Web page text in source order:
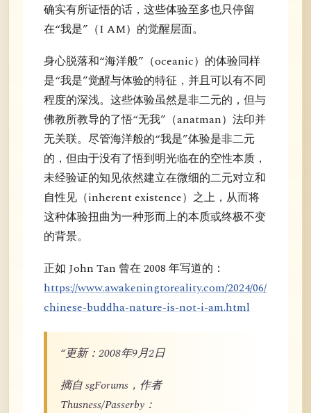
确实有所证悟的话，这些体验至多也只停留
在“我是”（I AM）的觉醒层面。
身心脱落和“海洋般”（oceanic）的体验同样
是“我是”觉醒与体验的特征，并且可以有不同
程度的深浅。这些体验虽然是非二元的，但与
佛教所教导的了悟“无我”（anatman）法印并
无关联。尽管海洋般的“我是”体验是非二元
的，但由于没有了悟到明光临在的空性本质，
未经验证的知见依然建立在微细的二元对立和
自性见（inherent existence）之上，从而将
这种体验扭曲为一种形而上的本质或终极不变
的背景。
正如 John Tan 曾在 2008 年写道的：
https://www.awakeningtoreality.com/2024/06/
chinese-buddha-nature-is-not-i-am.html
“更新：2008年9月2日
摘自 sgForums，作者
Thusness/Passerby：